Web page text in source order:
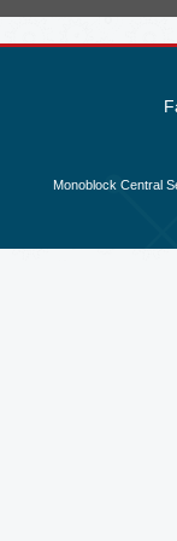
Monoblock Central